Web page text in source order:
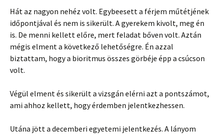
Hát az nagyon nehéz volt. Egybeesett a férjem műtétjének
időpontjával és nem is sikerült. A gyerekem kivolt, meg én
is. De menni kellett előre, mert feladat bőven volt. Aztán
mégis elment a következő lehetőségre. Én azzal
biztattam, hogy a bioritmus összes görbéje épp a csúcson
volt.
Végül elment és sikerült a vizsgán elérni azt a pontszámot,
ami ahhoz kellett, hogy érdemben jelentkezhessen.
Utána jött a decemberi egyetemi jelentkezés. A lányom